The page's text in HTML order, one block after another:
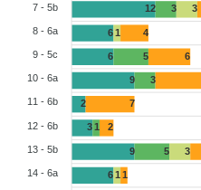
12
6
6
9
2
3
9
6
3
5
3
1
5
3
1
3
1
4
6
7
2
1
7 - 5b
8 - 6a
9 - 5c
10 - 6a
11 - 6b
12 - 6b
13 - 5b
14 - 6a